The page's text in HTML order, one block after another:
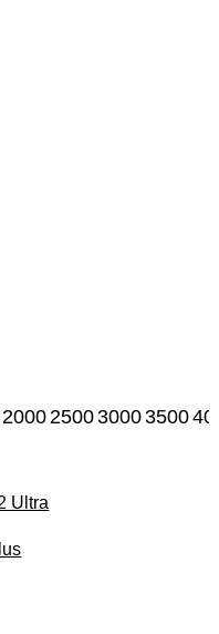
2000250030003500
Ultra